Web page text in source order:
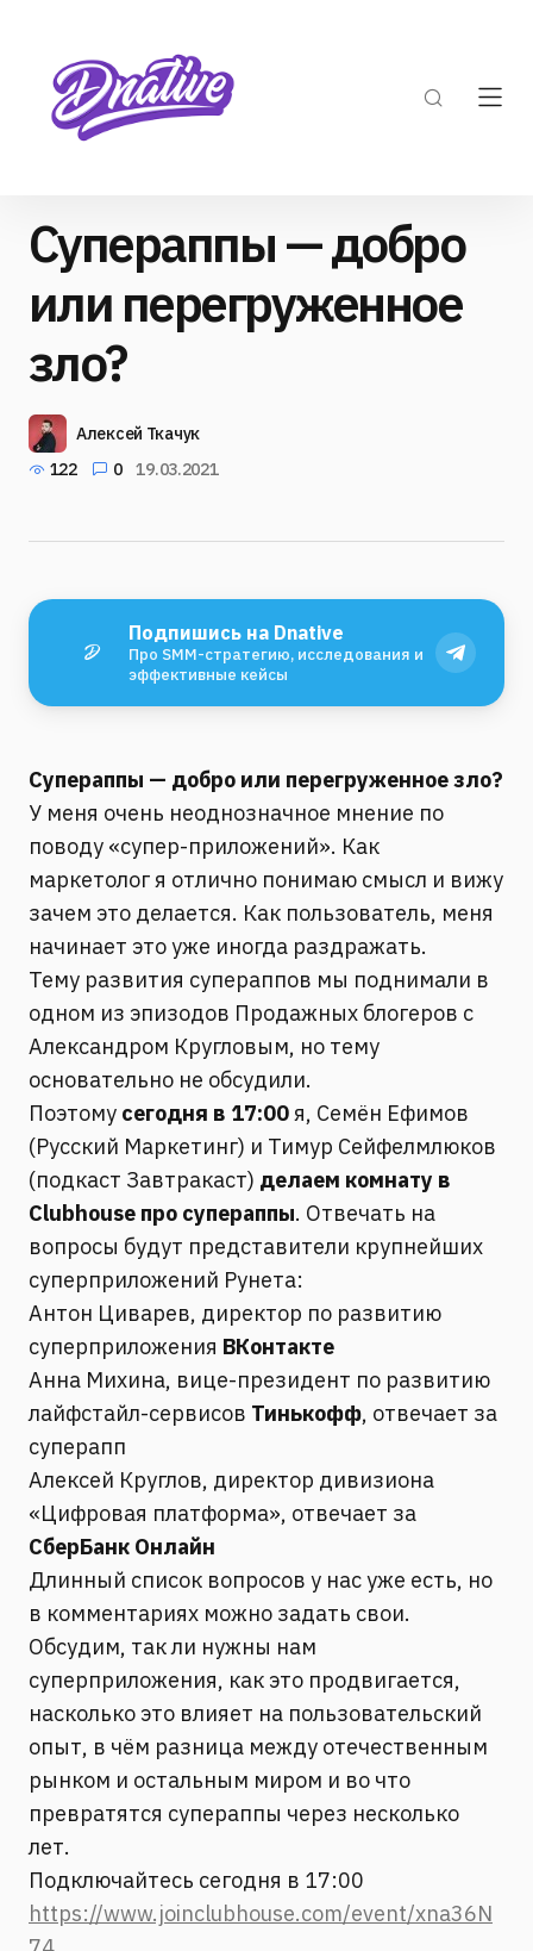
Супераппы — добро
или перегруженное
зло?
Алексей Ткачук
122
0 19.03.2021
Подпишись на Dnative
Про SMM-стратегию, исследования и
эффективные кейсы
Супераппы — добро или перегруженное зло?
У меня очень неоднозначное мнение по
поводу «супер-приложений». Как
маркетолог я отлично понимаю смысл и вижу
зачем это делается. Как пользователь, меня
начинает это уже иногда раздражать.
Тему развития супераппов мы поднимали в
одном из эпизодов Продажных блогеров с
Александром Кругловым, но тему
основательно не обсудили.
Поэтому сегодня в 17:00я, Семён Ефимов
(Русский Маркетинг) и Тимур Сейфелмлюков
(подкаст Завтракаст) делаем комнату в
Clubhouse про супераппы. Отвечать на
вопросы будут представители крупнейших
суперприложений Рунета:
Антон Циварев, директор по развитию
суперприложения ВКонтакте
Анна Михина, вице-президент по развитию
лайфстайл-сервисов Тинькофф, отвечает за
суперапп
Алексей Круглов, директор дивизиона
«Цифровая платформа», отвечает за
СберБанк Онлайн
Длинный список вопросов у нас уже есть, но
в комментариях можно задать свои.
Обсудим, так ли нужны нам
суперприложения, как это продвигается,
насколько это влияет на пользовательский
опыт, в чём разница между отечественным
рынком и остальным миром и во что
превратятся супераппы через несколько
лет.
Подключайтесь сегодня в 17:00
https://www.joinclubhouse.com/event/xna36N